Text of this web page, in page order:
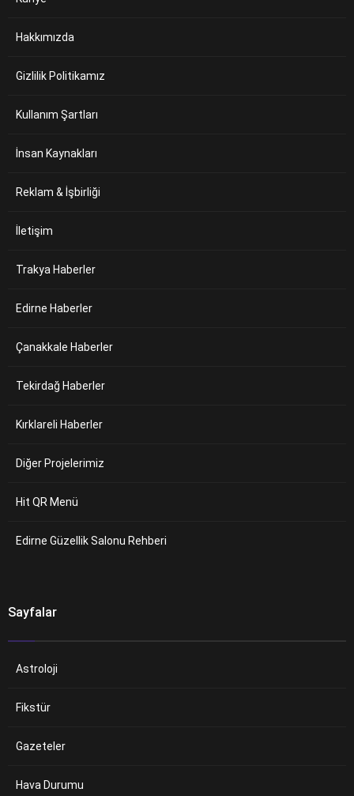
Hakkımızda
Gizlilik Politikamız
Kullanım Şartları
İnsan Kaynakları
Reklam & İşbirliği
İletişim
Trakya Haberler
Edirne Haberler
Çanakkale Haberler
Tekirdağ Haberler
Kırklareli Haberler
Diğer Projelerimiz
Hit QR Menü
Edirne Güzellik Salonu Rehberi
Sayfalar
Astroloji
Fikstür
Gazeteler
Hava Durumu